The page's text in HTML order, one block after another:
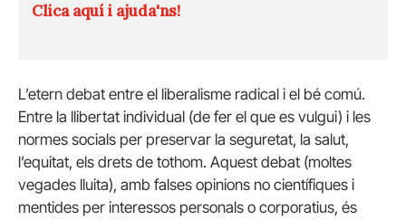
Clica aquí i ajuda'ns!
L’etern debat entre el liberalisme radical i el bé comú.
Entre la llibertat individual (de fer el que es vulgui) i les
normes socials per preservar la seguretat, la salut,
l’equitat, els drets de tothom. Aquest debat (moltes
vegades lluita), amb falses opinions no científiques i
mentides per interessos personals o corporatius, és